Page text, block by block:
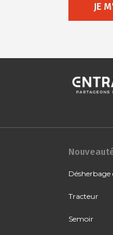
JE
Désherbage
Tracteur
Semoir